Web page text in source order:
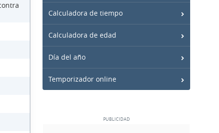
Calculadora de tiempo
Calculadora de edad
Día del año
Temporizador online